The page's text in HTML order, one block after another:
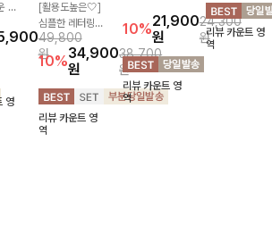
여
셔츠
는
으
도
♥
49,800
원
영
[활용도높은🤍]
심플한 레터링
포인트의 반팔
티셔츠와 여유롭
게 떨어지는 반
바지 조합으로
꾸안꾸 무드 제
대로 살려주는
트레이닝 세트
10%34,900
원
38,700
원
리뷰 카운트 영
역
럴한 플라워 프
린팅이 포인트가
되어 하나만으로
도 감성 있는 스
타일을 완성해드
리는 티셔츠-🌼
10%21,900
원
24,300
원
리뷰 카운트 영
역
✨]깔끔한 오픈
카라넥과 조화로
운 배색이 들어
15%